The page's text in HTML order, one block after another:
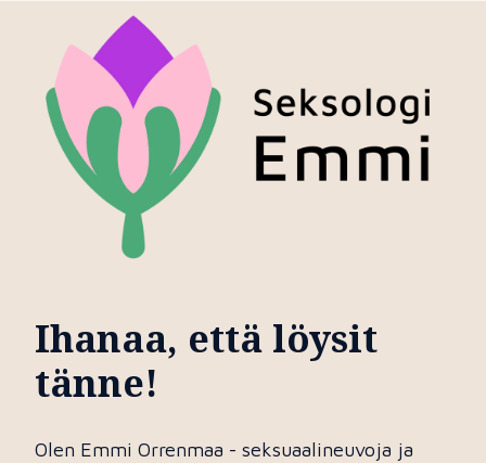
Ihanaa, että löysit
tänne!
Olen Emmi Orrenmaa - seksuaalineuvoja ja